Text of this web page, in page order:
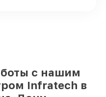
если мастерс нашим
Infratech в